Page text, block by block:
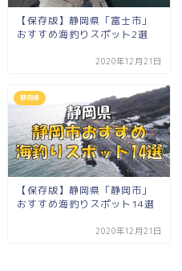
【保存版】静岡県「富士市」
おすすめ海釣りスポット2選
2020年12月21日
静岡県
【保存版】静岡県「静岡市」
おすすめ海釣りスポット14選
2020年12月21日